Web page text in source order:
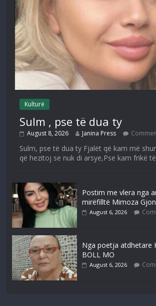
Kulturë
Sulm , pse të dua ty
August 8, 2026 Janina Press
Sulm, pse të dua ty Fjalët që kam më
që hezitoj se nuk di arsye,Pse kam frikë të
Postim me vlera nga
mirëfilltë Mimoza
August 6, 2026
Nga poetja atdhetare
BOLL MO
August 6, 2026